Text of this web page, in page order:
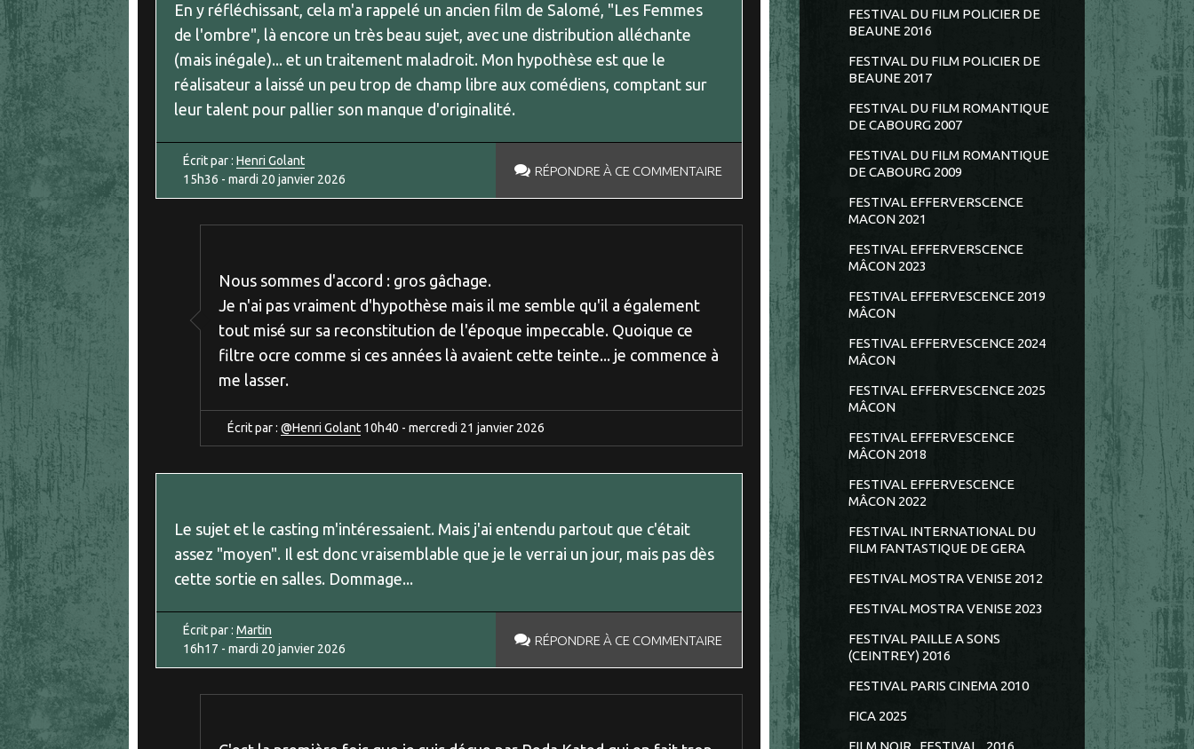
En y réfléchissant, cela m'a rappelé un ancien film de Salomé, "Les Femmes
de l'ombre", là encore un très beau sujet, avec une distribution alléchante
(mais inégale)... et un traitement maladroit. Mon hypothèse est que le
réalisateur a laissé un peu trop de champ libre aux comédiens, comptant sur
leur talent pour pallier son manque d'originalité.
Écrit par : Henri Golant
15h36 - mardi 20 janvier 2026
RÉPONDRE À CE COMMENTAIRE
Nous sommes d'accord : gros gâchage.
Je n'ai pas vraiment d'hypothèse mais il me semble qu'il a également
tout misé sur sa reconstitution de l'époque impeccable. Quoique ce
filtre ocre comme si ces années là avaient cette teinte... je commence à
me lasser.
Écrit par : @Henri Golant 10h40 - mercredi 21 janvier 2026
Le sujet et le casting m'intéressaient. Mais j'ai entendu partout que c'était
assez "moyen". Il est donc vraisemblable que je le verrai un jour, mais pas dès
cette sortie en salles. Dommage...
Écrit par : Martin
16h17 - mardi 20 janvier 2026
RÉPONDRE À CE COMMENTAIRE
FESTIVAL DU FILM POLICIER DE
BEAUNE 2016
FESTIVAL DU FILM POLICIER DE
BEAUNE 2017
FESTIVAL DU FILM ROMANTIQUE
DE CABOURG 2007
FESTIVAL DU FILM ROMANTIQUE
DE CABOURG 2009
FESTIVAL EFFERVERSCENCE
MACON 2021
FESTIVAL EFFERVERSCENCE
MÂCON 2023
FESTIVAL EFFERVESCENCE 2019
MÂCON
FESTIVAL EFFERVESCENCE 2024
MÂCON
FESTIVAL EFFERVESCENCE 2025
MÂCON
FESTIVAL EFFERVESCENCE
MÂCON 2018
FESTIVAL EFFERVESCENCE
MÂCON 2022
FESTIVAL INTERNATIONAL DU
FILM FANTASTIQUE DE GERA
FESTIVAL MOSTRA VENISE 2012
FESTIVAL MOSTRA VENISE 2023
FESTIVAL PAILLE A SONS
(CEINTREY) 2016
FESTIVAL PARIS CINEMA 2010
FICA 2025